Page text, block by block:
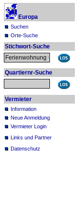
Europa
Suchen
Orte-Suche
Stichwort-Suche
Quartiernr-Suche
Vermieter
Information
Neue Anmeldung
Vermieter Login
Links und Partner
Datenschutz